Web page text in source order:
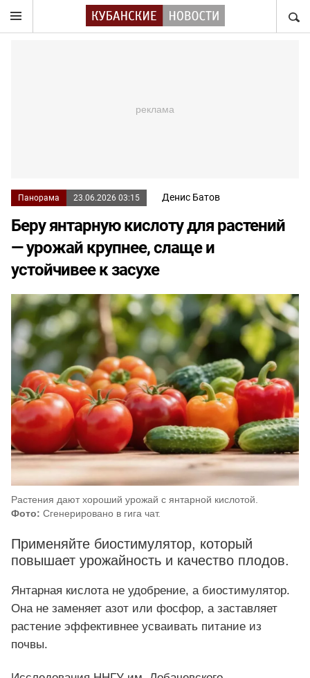
Панорама 23.06.2026 03:15 Денис Батов
Беру янтарную кислоту для растений
— урожай крупнее, слаще и
устойчивее к засухе
Растения дают хороший урожай с янтарной кислотой.
Фото: Сгенерировано в гига чат.
Применяйте биостимулятор, который
повышает урожайность и качество плодов.
Янтарная кислота не удобрение, а биостимулятор.
Она не заменяет азот или фосфор, а заставляет
растение эффективнее усваивать питание из
почвы.